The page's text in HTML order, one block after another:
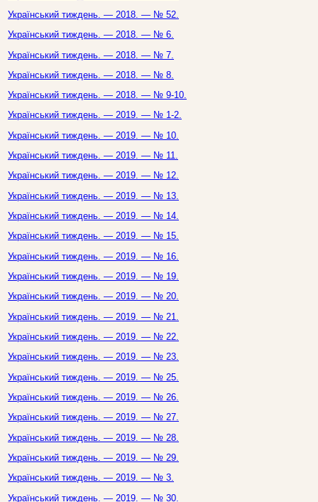
Український тиждень. — 2018. — № 52.
Український тиждень. — 2018. — № 6.
Український тиждень. — 2018. — № 7.
Український тиждень. — 2018. — № 8.
Український тиждень. — 2018. — № 9-10.
Український тиждень. — 2019. — № 1-2.
Український тиждень. — 2019. — № 10.
Український тиждень. — 2019. — № 11.
Український тиждень. — 2019. — № 12.
Український тиждень. — 2019. — № 13.
Український тиждень. — 2019. — № 14.
Український тиждень. — 2019. — № 15.
Український тиждень. — 2019. — № 16.
Український тиждень. — 2019. — № 19.
Український тиждень. — 2019. — № 20.
Український тиждень. — 2019. — № 21.
Український тиждень. — 2019. — № 22.
Український тиждень. — 2019. — № 23.
Український тиждень. — 2019. — № 25.
Український тиждень. — 2019. — № 26.
Український тиждень. — 2019. — № 27.
Український тиждень. — 2019. — № 28.
Український тиждень. — 2019. — № 29.
Український тиждень. — 2019. — № 3.
Український тиждень. — 2019. — № 30.